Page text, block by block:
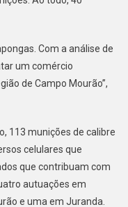
DE
Com a análise de
um comércio
de Campo Mourão”,
113 munições de calibre
celulares que
que contribuam com
autuações em
e uma em Juranda.